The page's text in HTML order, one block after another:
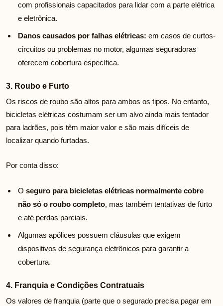
com profissionais capacitados para lidar com a parte elétrica
e eletrônica.
Danos causados por falhas elétricas: em casos de curtos-
circuitos ou problemas no motor, algumas seguradoras
oferecem cobertura específica.
3. Roubo e Furto
Os riscos de roubo são altos para ambos os tipos. No entanto,
bicicletas elétricas costumam ser um alvo ainda mais tentador
para ladrões, pois têm maior valor e são mais difíceis de
localizar quando furtadas.
Por conta disso:
O seguro para bicicletas elétricas normalmente cobre
não só o roubo completo, mas também tentativas de furto
e até perdas parciais.
Algumas apólices possuem cláusulas que exigem
dispositivos de segurança eletrônicos para garantir a
cobertura.
4. Franquia e Condições Contratuais
Os valores de franquia (parte que o segurado precisa pagar em